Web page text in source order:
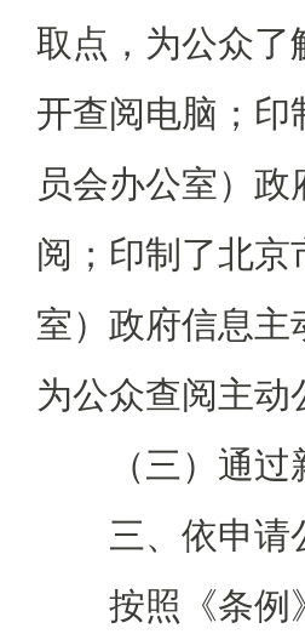
取点，为公众了
开查阅电脑；印
员会办公室）
阅；印制了北
室）政府信息主
为公众查阅主
（三）通过新
三、依申请
按照《条例》